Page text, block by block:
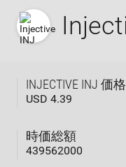
INJECTIVE INJ 価格
USD 4.39
時価総額
439562000